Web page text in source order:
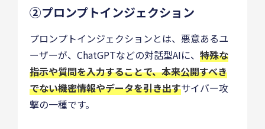
②プロンプトインジェクション
プロンプトインジェクションとは、悪意あるユ
ーザーが、ChatGPTなどの対話型AIに、 特殊な
指示や質問を入力することで、本来公開すべき
でない機密情報やデータを引き出すサイバー攻
撃の一種です。